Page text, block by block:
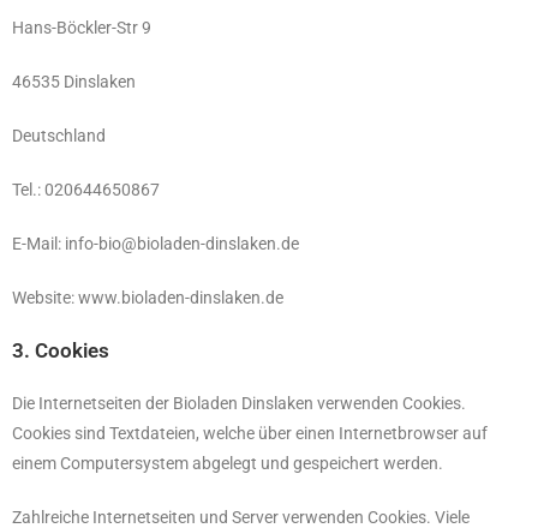
Hans-Böckler-Str 9
46535 Dinslaken
Deutschland
Tel.: 020644650867
E-Mail: info-bio@bioladen-dinslaken.de
Website: www.bioladen-dinslaken.de
3. Cookies
Die Internetseiten der Bioladen Dinslaken verwenden Cookies.
Cookies sind Textdateien, welche über einen Internetbrowser auf
einem Computersystem abgelegt und gespeichert werden.
Zahlreiche Internetseiten und Server verwenden Cookies. Viele